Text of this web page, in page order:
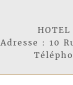
Adresse : 10